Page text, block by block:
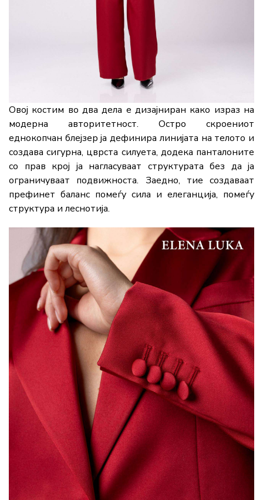
Овој костим во два дела е дизајниран како израз на
модерна авторитетност. Остро скроениот
еднокопчан блејзер ја дефинира линијата на телото и
создава сигурна, цврста силуета, додека панталоните
со прав крој ја нагласуваат структурата без да ја
ограничуваат подвижноста. Заедно, тие создаваат
префинет баланс помеѓу сила и елеганција, помеѓу
структура и леснотија.